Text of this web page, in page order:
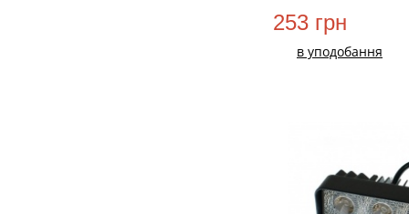
253 грн
в уподобання